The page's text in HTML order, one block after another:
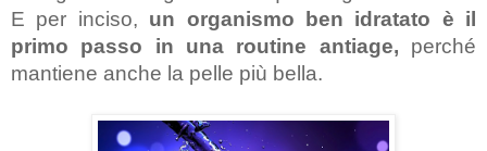
E per inciso, un organismo ben idratato è il
primo passo in una routine antiage, perché
mantiene anche la pelle più bella.